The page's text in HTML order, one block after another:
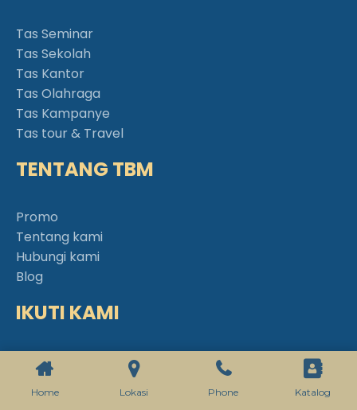
Tas Seminar
Tas Sekolah
Tas Kantor
Tas Olahraga
Tas Kampanye
Tas tour & Travel
TENTANG TBM
Promo
Tentang kami
Hubungi kami
Blog
IKUTI KAMI
Intagram
Home Lokasi Phone Katalog